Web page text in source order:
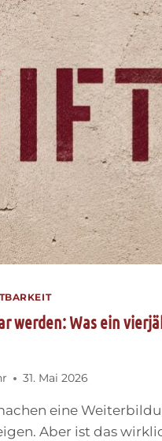
werden: Was ein
31. Mai 2026
eine
Aber ist das